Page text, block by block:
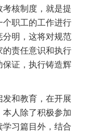
核制度，就是提
职工的工作进行
分明，这将对规范
的责任意识和执行
证，执行铸造辉
和教育，在开展
人除了积极参加
习篇目外，结合